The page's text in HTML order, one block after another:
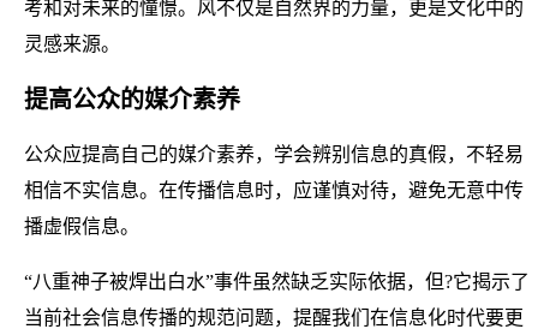
考和对未来的憧憬。风不仅是自然界的力量，更是文化中的
灵感来源。
提高公众的媒介素养
公众应提高自己的媒介素养，学会辨别信息的真假，不轻易
相信不实信息。在传播信息时，应谨慎对待，避免无意中传
播虚假信息。
“八重神子被焊出白水”事件虽然缺乏实际依据，但?它揭示了
当前社会信息传播的规范问题，提醒我们在信息化时代要更